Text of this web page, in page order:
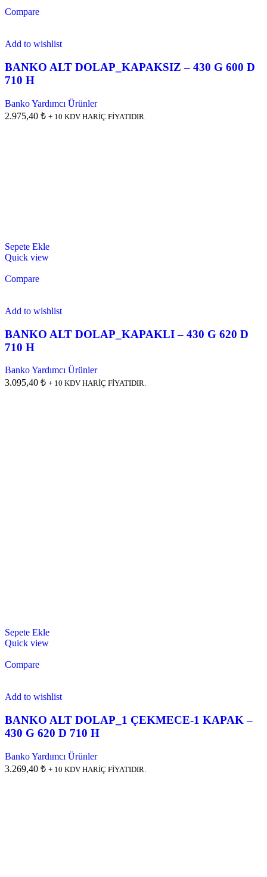
Compare
Add to wishlist
BANKO ALT DOLAP_KAPAKSIZ – 430 G 600 D
710 H
Banko Yardımcı Ürünler
2.975,40 ₺ + 10 KDV HARİÇ FİYATIDIR.
Sepete Ekle
Quick view
Compare
Add to wishlist
BANKO ALT DOLAP_KAPAKLI – 430 G 620 D
710 H
Banko Yardımcı Ürünler
3.095,40 ₺ + 10 KDV HARİÇ FİYATIDIR.
Sepete Ekle
Quick view
Compare
Add to wishlist
BANKO ALT DOLAP_1 ÇEKMECE-1 KAPAK –
430 G 620 D 710 H
Banko Yardımcı Ürünler
3.269,40 ₺ + 10 KDV HARİÇ FİYATIDIR.